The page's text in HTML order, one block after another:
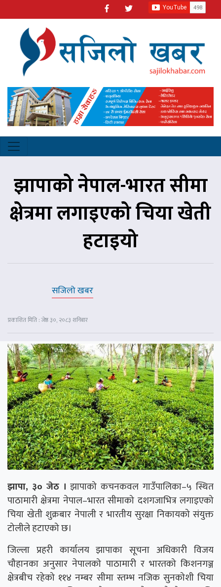
झापाको नेपाल-भारत सीमा
क्षेत्रमा लगाइएको चिया खेती
हटाइयो
सजिलो खबर
प्रकाशित मिति : जेष्ठ ३०, २०८३ शनिबार
झापा, ३० जेठ । झापाको कचनकवल गाउँपालिका–५ स्थित
पाठामारी क्षेत्रमा नेपाल–भारत सीमाको दशगजाभित्र लगाइएको
चिया खेती शुक्रबार नेपाली र भारतीय सुरक्षा निकायको संयुक्त
टोलीले हटाएको छ।
जिल्ला प्रहरी कार्यालय झापाका सूचना अधिकारी विजय
चौहानका अनुसार नेपालको पाठामारी र भारतको किशनगञ्ज
क्षेत्रबीच रहेको ११४ नम्बर सीमा स्तम्भ नजिक सुनकोशी चिया